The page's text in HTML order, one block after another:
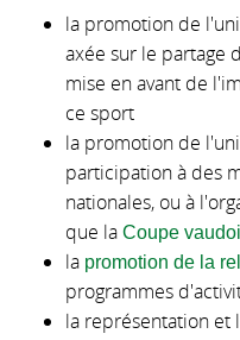
la promotion de
axée sur le partage
mise en avant de
ce sport
la promotion de
participation à des
nationales, ou à
que la Coupe
la promotion de la
programmes
la représentation et